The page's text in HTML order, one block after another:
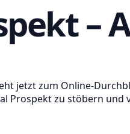
–
jetzt zum Online-
Prospekt zu stöbern